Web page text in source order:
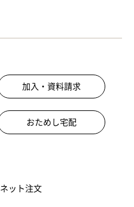
加入・資料請求
おためし宅配
ネット注文